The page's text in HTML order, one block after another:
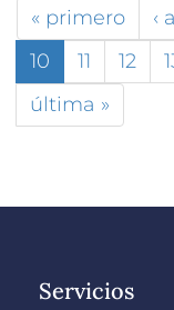
« primero ‹
10
11 12
última »
Servicios